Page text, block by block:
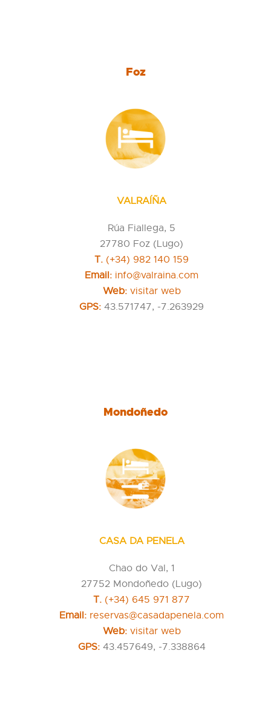
Foz
VALRAÍÑA
Rúa Fiallega, 5
27780 Foz (Lugo)
T. (+34) 982 140 159
Email: info@valraina.com
Web: visitar web
GPS: 43.571747, -7.263929
Mondoñedo
CASA DA PENELA
Chao do Val, 1
27752 Mondoñedo (Lugo)
T. (+34) 645 971 877
Email: reservas@casadapenela.com
Web: visitar web
GPS:43.457649, -7.338864